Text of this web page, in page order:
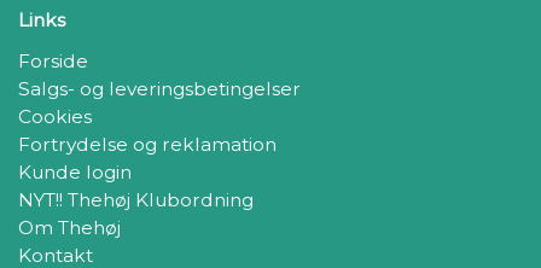
Links
Forside
Salgs- og leveringsbetingelser
Cookies
Fortrydelse og reklamation
Kunde login
NYT!! Thehøj Klubordning
Om Thehøj
Kontakt